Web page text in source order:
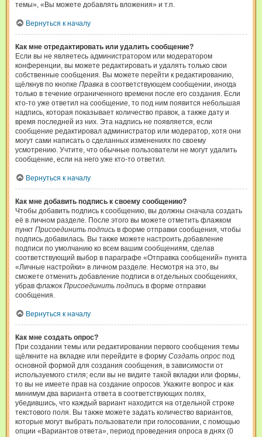
темы», «Вы можете добавлять вложения» и т.п.
Вернуться к началу
Как мне отредактировать или удалить сообщение?
Если вы не являетесь администратором или модератором
конференции, вы можете редактировать и удалять только свои
собственные сообщения. Вы можете перейти к редактированию,
щёлкнув по кнопке Правка в соответствующем сообщении, иногда
только в течение ограниченного времени после его создания. Если
кто-то уже ответил на сообщение, то под ним появится небольшая
надпись, которая показывает количество правок, а также дату и
время последней из них. Эта надпись не появляется, если
сообщение редактировал администратор или модератор, хотя они
могут сами написать о сделанных изменениях по своему
усмотрению. Учтите, что обычные пользователи не могут удалить
сообщение, если на него уже кто-то ответил.
Вернуться к началу
Как мне добавить подпись к своему сообщению?
Чтобы добавить подпись к сообщению, вы должны сначала создать
её в личном разделе. После этого вы можете отметить флажком
пункт Присоединить подпись в форме отправки сообщения, чтобы
подпись добавилась. Вы также можете настроить добавление
подписи по умолчанию ко всем вашим сообщениям, сделав
соответствующий выбор в параграфе «Отправка сообщений» пункта
«Личные настройки» в личном разделе. Несмотря на это, вы
сможете отменить добавление подписи в отдельных сообщениях,
убрав флажок Присоединить подпись в форме отправки
сообщения.
Вернуться к началу
Как мне создать опрос?
При создании темы или редактировании первого сообщения темы
щёлкните на вкладке или перейдите в форму Создать опрос под
основной формой для создания сообщения, в зависимости от
используемого стиля; если вы не видите такой вкладки или формы,
то вы не имеете прав на создание опросов. Укажите вопрос и как
минимум два варианта ответа в соответствующих полях,
убедившись, что каждый вариант находится на отдельной строке
текстового поля. Вы также можете задать количество вариантов,
которые могут выбрать пользователи при голосовании, с помощью
опции «Вариантов ответа», период проведения опроса в днях (0